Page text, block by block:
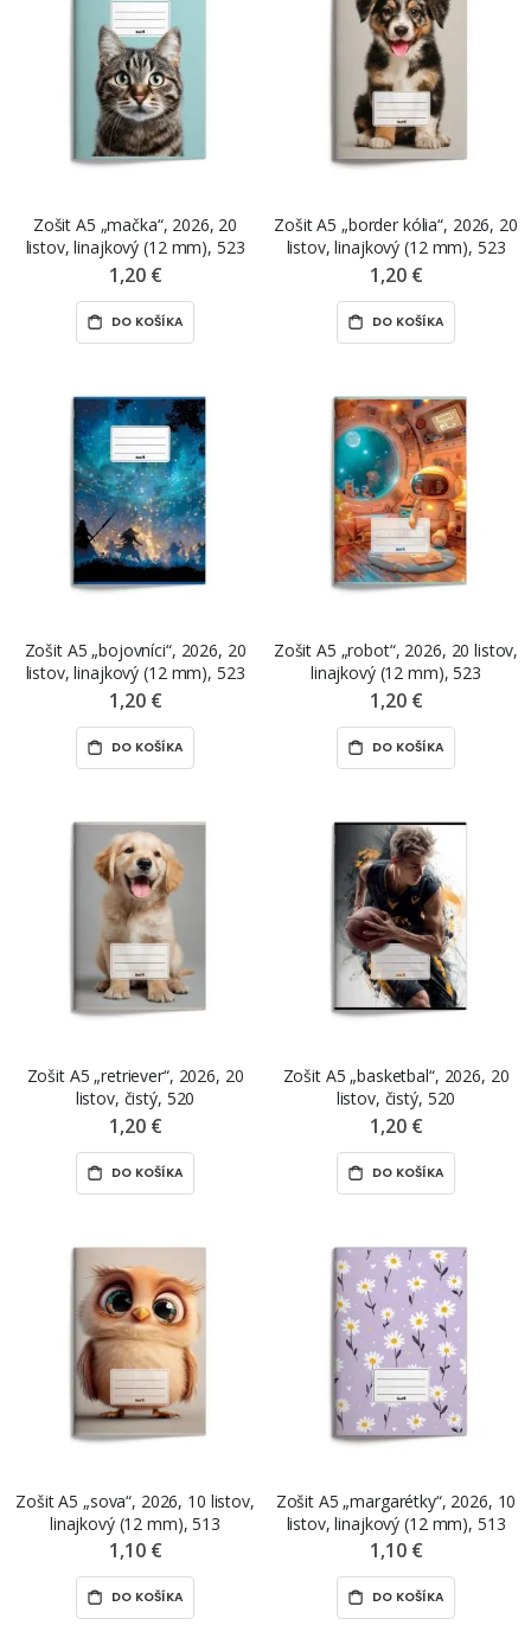
Zošit A5 „mačka“, 2026, 20
listov, linajkový (12 mm), 523
1,20 €
DO KOŠÍKA
Zošit A5 „border kólia“, 2026, 20
listov, linajkový (12 mm), 523
1,20 €
DO KOŠÍKA
Zošit A5 „bojovníci“, 2026, 20
listov, linajkový (12 mm), 523
1,20 €
DO KOŠÍKA
Zošit A5 „robot“, 2026, 20 listov,
linajkový (12 mm), 523
1,20 €
DO KOŠÍKA
Zošit A5 „retriever“, 2026, 20
listov, čistý, 520
1,20 €
DO KOŠÍKA
Zošit A5 „basketbal“, 2026, 20
listov, čistý, 520
1,20 €
DO KOŠÍKA
Zošit A5 „sova“, 2026, 10 listov,
linajkový (12 mm), 513
1,10 €
DO KOŠÍKA
Zošit A5 „margarétky“, 2026, 10
listov, linajkový (12 mm), 513
1,10 €
DO KOŠÍKA